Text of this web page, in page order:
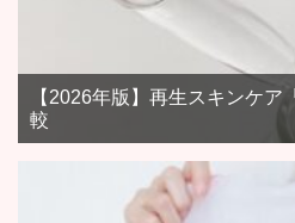
【2026年版】再生スキンケ
較